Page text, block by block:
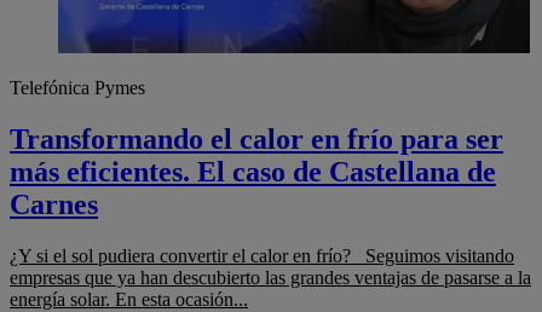
Telefónica Pymes
Transformando el calor en frío para ser
más eficientes. El caso de Castellana de
Carnes
¿Y si el sol pudiera convertir el calor en frío? Seguimos visitando
empresas que ya han descubierto las grandes ventajas de pasarse a la
energía solar. En esta ocasión...